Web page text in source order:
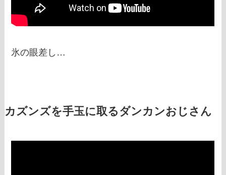
氷の眼差し…
カズンズを手玉に取るダンカンおじさん